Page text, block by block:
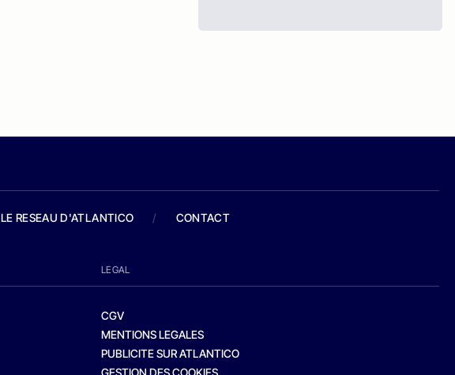
LE RESEAU D'ATLANTICO / CONTACT
LEGAL
CGV
MENTIONS LEGALES
PUBLICITE SUR ATLANTICO
GESTION DES COOKIES